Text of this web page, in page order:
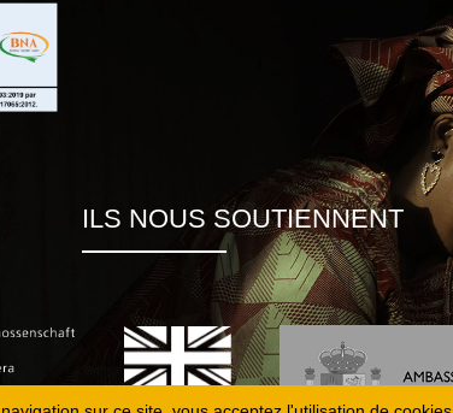
ILS NOUS SOUTIENNENT